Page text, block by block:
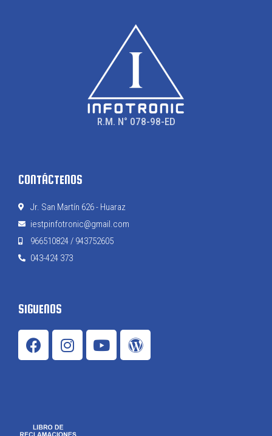
R.M. N° 078-98-ED
CONTÁCTENOS
Jr. San Martín 626 - Huaraz
iestpinfotronic@gmail.com
966510824 / 943752605
043-424 373
SIGUENOS